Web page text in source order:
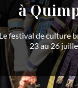
à
festival de culture
23 au 26